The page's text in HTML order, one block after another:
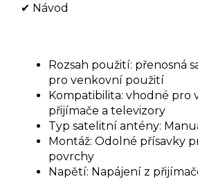
✔ Návod
Rozsah použití: přenosná
pro venkovní použití
Kompatibilita: vhodné pro
přijímače a televizory
Typ satelitní antény:
Montáž: Odolné přísavky
povrchy
Napětí: Napájení z